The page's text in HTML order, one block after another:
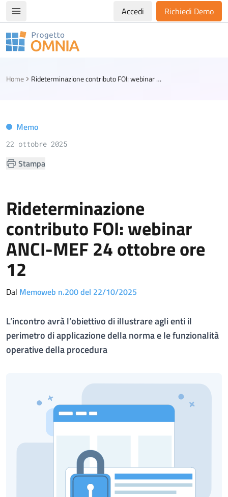
Apri/chiudi menù di navigazioneAccedi Richiedi Demo
Progetto Omnia
Home Rideterminazione contributo FOI: webinar ANCI-MEF 24 ottobre ore 12
Memo
22 ottobre 2025
Stampa
Rideterminazione
contributo FOI: webinar
ANCI-MEF 24 ottobre ore
12
Dal Memoweb n.200 del 22/10/2025
L’incontro avrà l’obiettivo di illustrare agli enti il
perimetro di applicazione della norma e le funzionalità
operative della procedura